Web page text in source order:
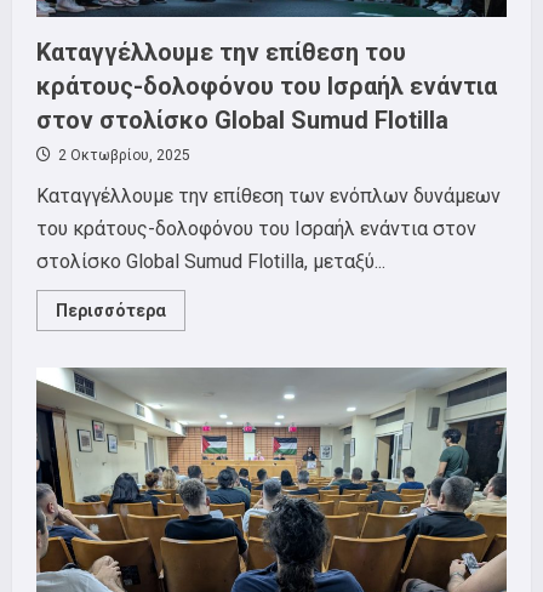
ΠΡΟΣ
ΨΗΦΙΣΗ
ΒΟΥΛΗ
Καταγγέλλουμε την επίθεση του
κράτους-δολοφόνου του Ισραήλ ενάντια
στον στολίσκο Global Sumud Flotilla
2 Οκτωβρίου, 2025
Καταγγέλλουμε την επίθεση των ενόπλων δυνάμεων
του κράτους-δολοφόνου του Ισραήλ ενάντια στον
στολίσκο Global Sumud Flotilla, μεταξύ...
Περισσότερα
more
επίθεση
του
κράτους-
δολοφόνου
του
Ισραήλ
ενάντια
στον
στολίσκο
Global
Sumud
Flotilla